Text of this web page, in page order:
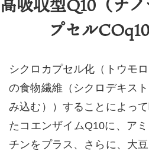
プセル
シクロカプセル化（トウモ
の食物繊維（シクロデキス
み込む））することによっ
たコエンザイムQ10に、ア
チンをプラス、さらに、大